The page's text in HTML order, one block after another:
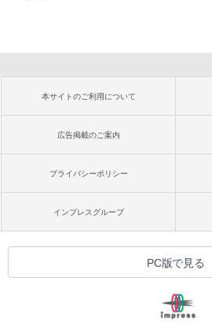
本サイトのご利用について
広告掲載のご案内
プライバシーポリシー
インプレスグループ
PC版で見る